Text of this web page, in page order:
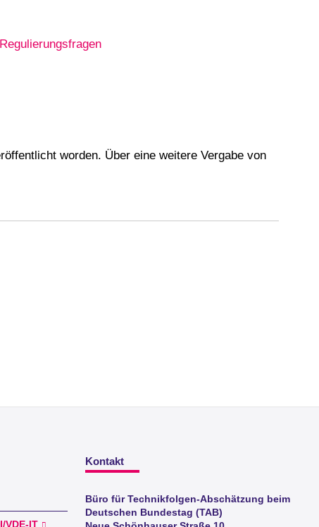
worden. Über eine weitere Vergabe von
VDE-IT
Kontakt
Büro für Technikfolgen-Abschätzung beim
Deutschen Bundestag (TAB)